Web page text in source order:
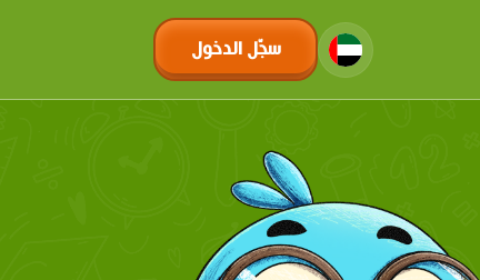
سجّل الدخول